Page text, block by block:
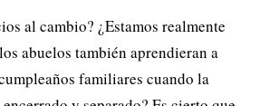
al cambio? ¿Estamos realmente
abuelos también aprendieran a
familiares cuando la